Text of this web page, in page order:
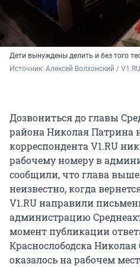
Дети вынуждены делить и без того
Источник: Алексей Волхонский / V1.RU
Дозвониться до главы
района Николая Патрина
корреспондента V1.RU
рабочему номеру в
сообщили, что глава
неизвестно, когда
V1.RU направили
администрацию
момент публикации
Краснослободска
оказалось на рабочем